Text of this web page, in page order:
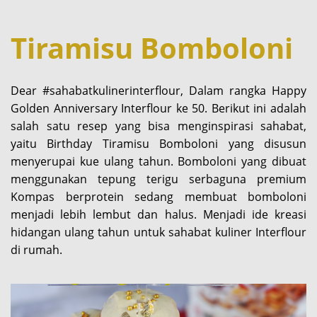
Tiramisu Bomboloni
Dear #sahabatkulinerinterflour, Dalam rangka Happy
Golden Anniversary Interflour ke 50. Berikut ini adalah
salah satu resep yang bisa menginspirasi sahabat,
yaitu Birthday Tiramisu Bomboloni yang disusun
menyerupai kue ulang tahun. Bomboloni yang dibuat
menggunakan tepung terigu serbaguna premium
Kompas berprotein sedang membuat bomboloni
menjadi lebih lembut dan halus. Menjadi ide kreasi
hidangan ulang tahun untuk sahabat kuliner Interflour
di rumah.